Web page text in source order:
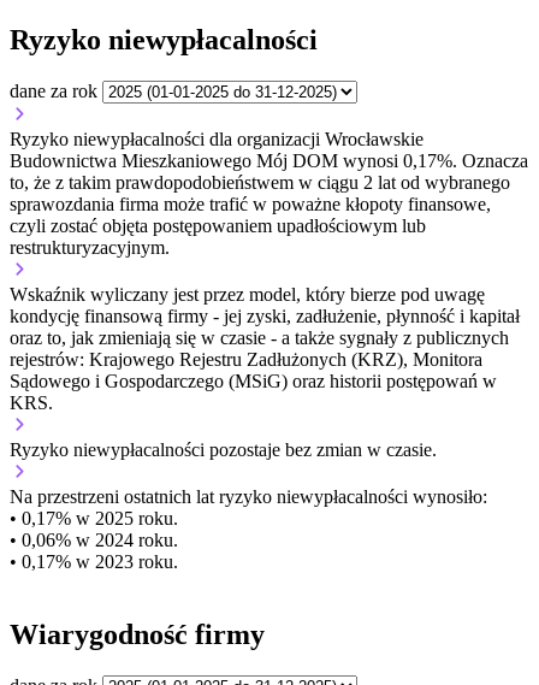
Ryzyko niewypłacalności
dane za rok
Ryzyko niewypłacalności dla organizacji Wrocławskie
Budownictwa Mieszkaniowego Mój DOM wynosi 0,17%. Oznacza
to, że z takim prawdopodobieństwem w ciągu 2 lat od wybranego
sprawozdania firma może trafić w poważne kłopoty finansowe,
czyli zostać objęta postępowaniem upadłościowym lub
restrukturyzacyjnym.
Wskaźnik wyliczany jest przez model, który bierze pod uwagę
kondycję finansową firmy - jej zyski, zadłużenie, płynność i kapitał
oraz to, jak zmieniają się w czasie - a także sygnały z publicznych
rejestrów: Krajowego Rejestru Zadłużonych (KRZ), Monitora
Sądowego i Gospodarczego (MSiG) oraz historii postępowań w
KRS.
Ryzyko niewypłacalności pozostaje bez zmian w czasie.
Na przestrzeni ostatnich lat ryzyko niewypłacalności wynosiło:
• 0,17% w 2025 roku.
• 0,06% w 2024 roku.
• 0,17% w 2023 roku.
Wiarygodność firmy